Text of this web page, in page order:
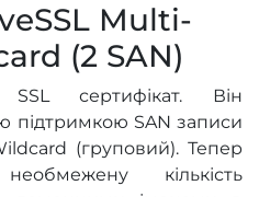
Multi-
(2 SAN)
сертифікат. Він
підтримкою SAN записи
(груповий). Тепер
кількість